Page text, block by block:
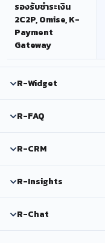
รองรับชำระเงิน
2C2P, Omise, K-
Payment
Gateway
R-Widget
R-FAQ
R-CRM
R-Insights
R-Chat